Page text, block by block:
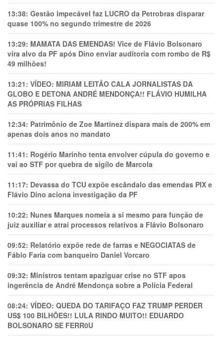
13:38: Gestão impecável faz LUCRO da Petrobras disparar
quase 100% no segundo trimestre de 2026
13:29: MAMATA DAS EMENDAS! Vice de Flávio Bolsonaro
vira alvo da PF após Dino enviar auditoria com rombo de R$
49 milhões!
13:21: VÍDEO: MIRIAM LEITÃO CALA JORNALISTAS DA
GLOBO E DETONA ANDRÉ MENDONÇA!! FLÁVIO HUMILHA
AS PRÓPRIAS FILHAS
12:34: Patrimônio de Zoe Martínez dispara mais de 200% em
apenas dois anos no mandato
11:41: Rogério Marinho tenta envolver cúpula do governo e
vai ao STF por quebra de sigilo de Marcola
11:17: Devassa do TCU expõe escândalo das emendas PIX e
Flávio Dino aciona investigação da PF
10:22: Nunes Marques nomeia a si mesmo para função de
juiz auxiliar e atrai processos relativos a Flávio Bolsonaro
09:52: Relatório expõe rede de farras e NEGOCIATAS de
Fábio Faria com banqueiro Daniel Vorcaro
09:32: Ministros tentam apaziguar crise no STF apos
ingerência de André Mendonça sobre a Polícia Federal
08:24: VÍDEO: QUEDA DO TARIFAÇO FAZ TRUMP PERDER
US$ 100 BILHÕES!! LULA RINDO MUITO!! EDUARDO
BOLSONARO SE FERR0U